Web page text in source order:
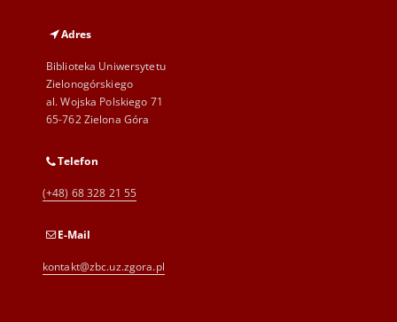
Adres
Biblioteka Uniwersytetu
Zielonogórskiego
al. Wojska Polskiego 71
65-762 Zielona Góra
Telefon
(+48) 68 328 21 55
E-Mail
kontakt@zbc.uz.zgora.pl